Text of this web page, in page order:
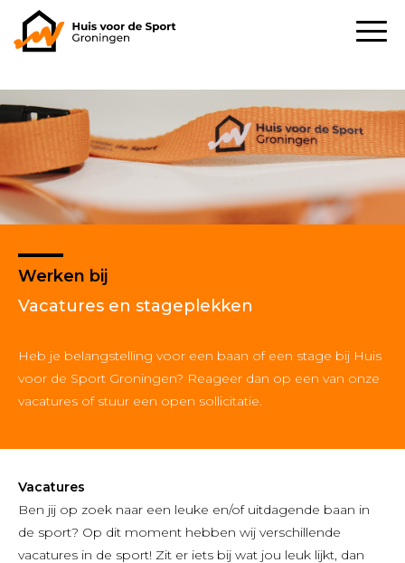
Werken bij
Vacatures en stageplekken
Heb je belangstelling voor een baan of een stage bij Huis
voor de Sport Groningen? Reageer dan op een van onze
vacatures of stuur een open sollicitatie
Vacatures
Ben jij op zoek naar een leuke en/of uitdagende baan in
de sport? Op dit moment hebben wij verschillende
vacatures in de sport! Zit er iets bij wat jou leuk lijkt, dan